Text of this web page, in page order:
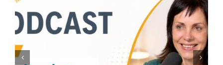
KI kann dir Kunden bringen. Aber sie kann sie